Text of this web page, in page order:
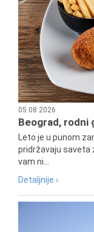
05.08.2026
Beograd, rodni
Leto je u punom
pridržavaju saveta
vam ni...
Detaljnije ›